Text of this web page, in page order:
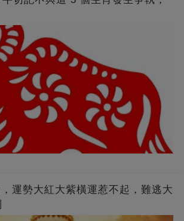
運勢大紅大紫橫運惹不起，難逃大